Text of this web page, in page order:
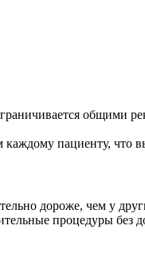
общими
пациенту, что
дороже, чем у
процедуры без